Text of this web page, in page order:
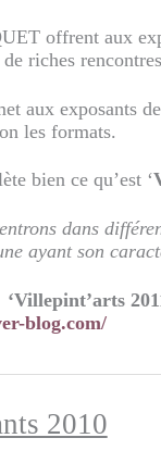
offrent aux
riches
aux exposants
les formats.
bien ce qu’est ‘
dans
ayant son
blog.com/
2010